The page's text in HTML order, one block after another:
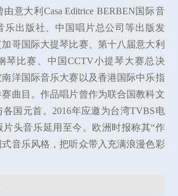
意大利Casa Editrice BERBEN国际音
乐出版社、中国唱片总公司等出版发
哥国际大提琴比赛、第十八届意大利
琴比赛、中国CCTV小提琴大赛总决
洋国际音乐大赛以及香港国际中乐指
曲目。作品唱片曾作为联合国教科文
国元首。2016年应邀为台湾TVBS电
片头音乐延用至今。欧洲时报称其“作
音乐风格，把听众带入充满浪漫色彩